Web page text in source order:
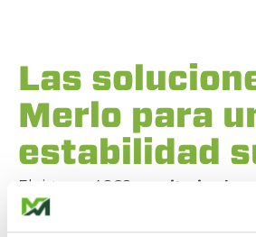
Las
Merlo para
estabilidad
El sistema ASCS
monitoriza los
operativos en tiempo real
comportamiento de la